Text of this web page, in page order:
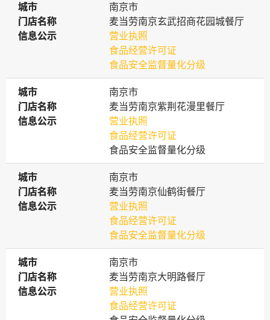
城市
城市
南京市
门店名称
门店名称
麦当劳南京玄武招商花园城餐厅
信息公示
信息公示
营业执照
食品经营许可证
食品安全监督量化分级
城市
城市
南京市
门店名称
门店名称
麦当劳南京紫荆花漫里餐厅
信息公示
信息公示
营业执照
食品经营许可证
食品安全监督量化分级
城市
城市
南京市
门店名称
门店名称
麦当劳南京仙鹤街餐厅
信息公示
信息公示
营业执照
食品经营许可证
食品安全监督量化分级
城市
城市
南京市
门店名称
门店名称
麦当劳南京大明路餐厅
信息公示
信息公示
营业执照
食品经营许可证